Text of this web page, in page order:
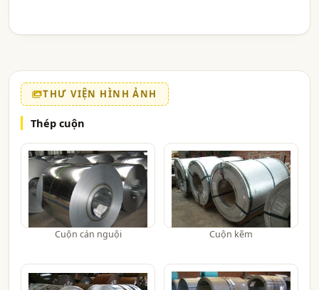
THƯ VIỆN HÌNH ẢNH
Thép cuộn
Cuộn cán nguội Cuộn kẽm